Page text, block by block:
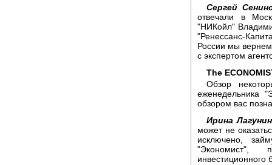
Сергей
отвечали в
"НИКойл"
"Ренессанс-
России мы
с экспертом
The
Обзор
еженедельника
обзором вас
Ирина
может не
исключено,
"Экономист",
инвестиционного